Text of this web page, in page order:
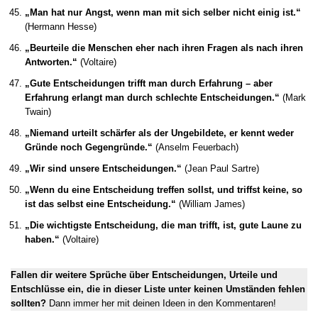
„Man hat nur Angst, wenn man mit sich selber nicht einig ist.“
(Hermann Hesse)
„Beurteile die Menschen eher nach ihren Fragen als nach ihren
Antworten.“ (Voltaire)
„Gute Entscheidungen trifft man durch Erfahrung – aber
Erfahrung erlangt man durch schlechte Entscheidungen.“ (Mark
Twain)
„Niemand urteilt schärfer als der Ungebildete, er kennt weder
Gründe noch Gegengründe.“ (Anselm Feuerbach)
„Wir sind unsere Entscheidungen.“ (Jean Paul Sartre)
„Wenn du eine Entscheidung treffen sollst, und triffst keine, so
ist das selbst eine Entscheidung.“ (William James)
„Die wichtigste Entscheidung, die man trifft, ist, gute Laune zu
haben.“ (Voltaire)
Fallen dir weitere Sprüche über Entscheidungen, Urteile und
Entschlüsse ein, die in dieser Liste unter keinen Umständen fehlen
sollten? Dann immer her mit deinen Ideen in den Kommentaren!